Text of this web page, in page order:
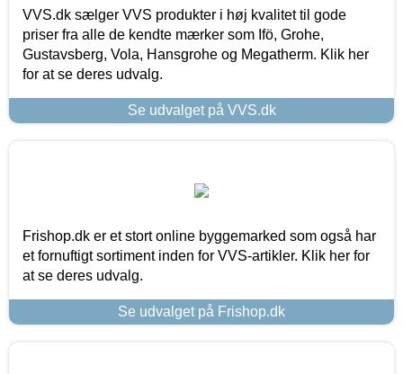
VVS.dk sælger VVS produkter i høj kvalitet til gode
priser fra alle de kendte mærker som Ifö, Grohe,
Gustavsberg, Vola, Hansgrohe og Megatherm. Klik her
for at se deres udvalg.
Se udvalget på VVS.dk
Frishop.dk er et stort online byggemarked som også har
et fornuftigt sortiment inden for VVS-artikler. Klik her for
at se deres udvalg.
Se udvalget på Frishop.dk